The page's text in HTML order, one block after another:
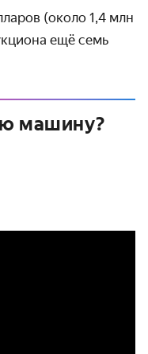
(около 1,4 млн
ещё семь
машину?